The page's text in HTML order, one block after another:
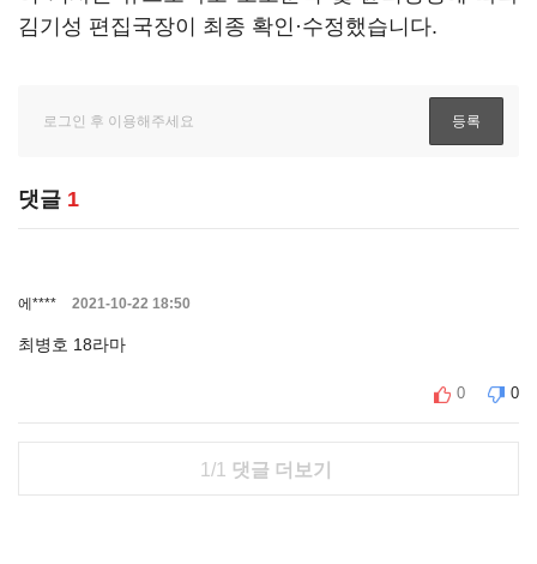
김기성 편집국장이 최종 확인·수정했습니다.
댓글 1
에**** 2021-10-22 18:50
최병호 18라마
0 0
1/1 댓글 더보기